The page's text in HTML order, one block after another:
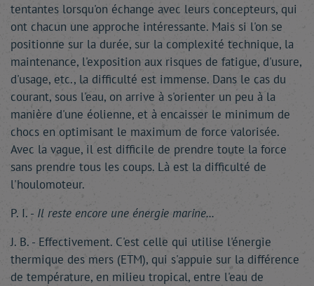
tentantes lorsqu'on échange avec leurs concepteurs, qui
ont chacun une approche intéressante. Mais si l'on se
positionne sur la durée, sur la complexité technique, la
maintenance, l'exposition aux risques de fatigue, d'usure,
d'usage, etc., la difficulté est immense. Dans le cas du
courant, sous l'eau, on arrive à s'orienter un peu à la
manière d'une éolienne, et à encaisser le minimum de
chocs en optimisant le maximum de force valorisée.
Avec la vague, il est difficile de prendre toute la force
sans prendre tous les coups. Là est la difficulté de
l'houlomoteur.
P. I. - Il reste encore une énergie marine...
J. B. - Effectivement. C'est celle qui utilise l'énergie
thermique des mers (ETM), qui s'appuie sur la différence
de température, en milieu tropical, entre l'eau de